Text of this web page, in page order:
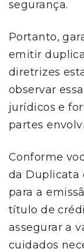
segurança.
Portanto,
emitir
diretrizes
observar
jurídicos e
partes
Conforme
da Duplicata
para a
título de
assegurar a
cuidados